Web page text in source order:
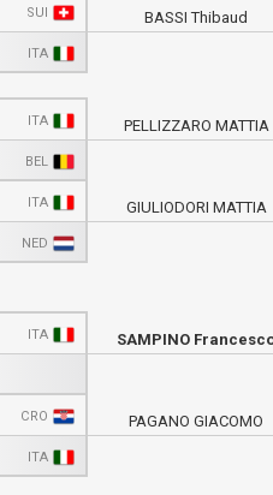
SUI
ITA
ITA
BEL
ITA
NED
BASSI Thibaud
PELLIZZARO MATTIA
GIULIODORI MATTIA
ITA
CRO
ITA
SAMPINO
PAGANO GIACOMO